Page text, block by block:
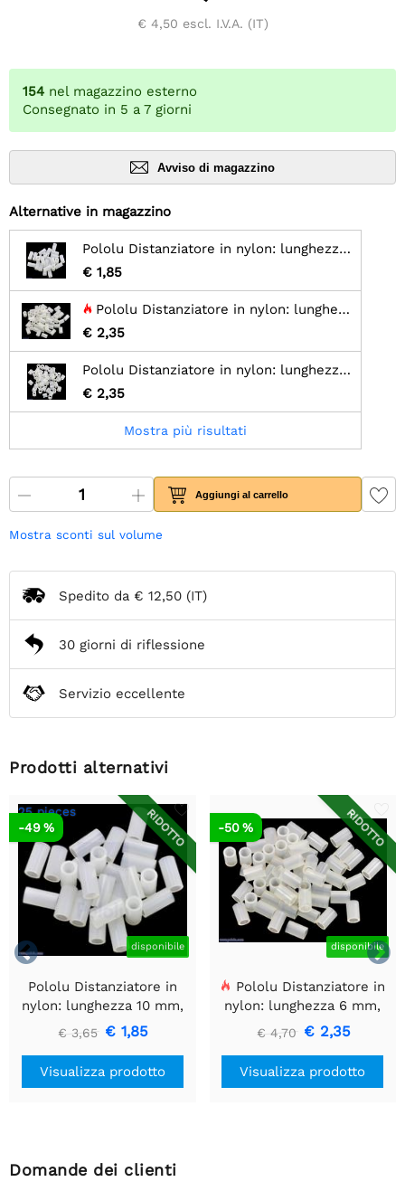
€ 4,50 escl. I.V.A. (IT)
154 nel magazzino esterno
Consegnato in 5 a 7 giorni
Avviso di magazzino
Alternative in magazzino
Pololu Distanziatore in nylon: lunghezza 10 mm, diametro esterno 5 mm, diametro interno 3,3 mm (confezione da 25)
€ 1,85
Pololu Distanziatore in nylon: lunghezza 6 mm, diametro esterno 4 mm, diametro interno 2,7 mm (confezione da 50)
€ 2,35
Pololu Distanziatore in nylon: lunghezza 4 mm, diametro esterno 4 mm, diametro interno 2,7 mm (confezione da 50)
€ 2,35
Mostra più risultati
Aggiungi al carrello
Mostra sconti sul volume
Spedito da € 12,50 (IT)
30 giorni di riflessione
Servizio eccellente
Prodotti alternativi


RIDOTTO
25 pieces
disponibile
-49 %
Pololu Distanziatore in
nylon: lunghezza 10 mm,
diametro esterno 5 mm,
diametro interno 3,3 mm
(confezione da 25)
€ 3,65 € 1,85
Visualizza prodotto
RIDOTTO
disponibile
-50 %
Pololu Distanziatore in
nylon: lunghezza 6 mm,
diametro esterno 4 mm,
diametro interno 2,7 mm
(confezione da 50)
€ 4,70 € 2,35
Visualizza prodotto
Domande dei clienti